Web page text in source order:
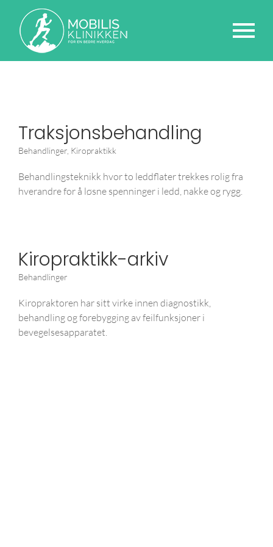
Traksjonsbehandling
Behandlinger Kiropraktikk
Behandlingsteknikk hvor to leddflater trekkes rolig fra
hverandre for å løsne spenninger i ledd, nakke og rygg.
Kiropraktikk-arkiv
Behandlinger
Kiropraktoren har sitt virke innen diagnostikk,
behandling og forebygging av feilfunksjoner i
bevegelsesapparatet.